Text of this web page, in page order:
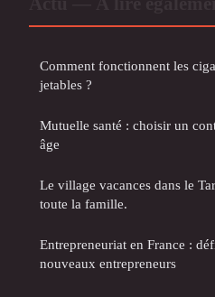
Comment fonctionnent les
jetables ?
Mutuelle santé : choisir un
âge
Le village vacances dans le Tarn: une destination pour
toute la famille.
Entrepreneuriat en France :
nouveaux entrepreneurs